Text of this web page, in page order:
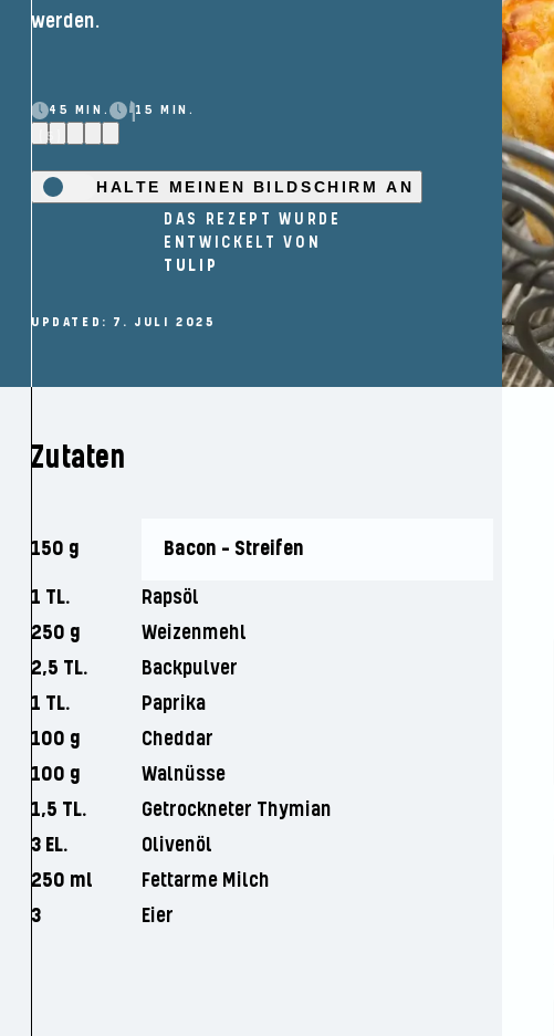
werden.
45 MIN.
15 MIN.
(5)
HALTE MEINEN BILDSCHIRM AN
DAS REZEPT WURDE
ENTWICKELT VON
TULIP
UPDATED: 7. JULI 2025
Zutaten
150 g
Bacon - Streifen
1 TL.
Rapsöl
250 g
Weizenmehl
2,5 TL.
Backpulver
1 TL.
Paprika
100 g
Cheddar
100 g
Walnüsse
1,5 TL.
Getrockneter Thymian
3 EL.
Olivenöl
250 ml
Fettarme Milch
3
Eier